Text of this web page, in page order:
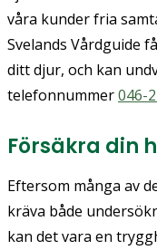
våra kunder fria
Svelands Vårdguide
ditt djur, och kan
telefonnummer046-
Försäkra din
Eftersom många av
kräva både
kan det vara en